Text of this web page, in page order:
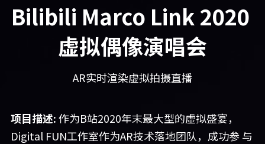
English
Bilibili Marco Link 2020
虚拟偶像演唱会
AR实时渲染虚拟拍摄直播
项目描述: 作为B站2020年末最大型的虚拟盛宴，
Digital FUN工作室作为AR技术落地团队，成功参 与